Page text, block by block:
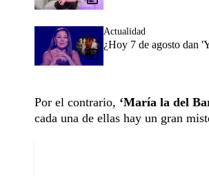
Actualidad
¿Hoy 7 de agosto dan
Por el contrario, ‘María la del
cada una de ellas hay un gran